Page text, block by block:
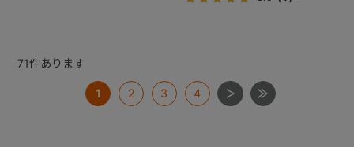
71件あります
1 2 3 4